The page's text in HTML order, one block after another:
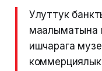
Улуттук
маалыматына
ишчарага